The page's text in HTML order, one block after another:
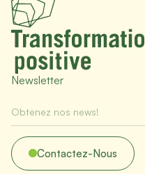
Newsletter
Contactez-Nous